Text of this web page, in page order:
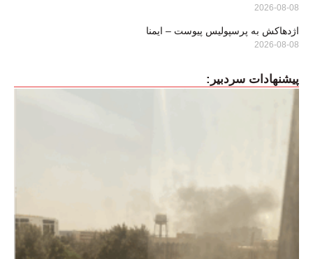
2026-08-08
اژدهاکش به پرسپولیس پیوست – ایمنا
2026-08-08
پیشنهادات سردبیر: